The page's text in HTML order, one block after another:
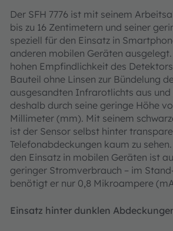
Der SFH 7776 ist mit seinem
bis zu 16 Zentimetern und seiner
speziell für den Einsatz in
anderen mobilen Geräten
hohen Empfindlichkeit des
Bauteil ohne Linsen zur Bündelung
ausgesandten Infrarotlichts aus
deshalb durch seine geringe Höhe
Millimeter (mm). Mit seinem
ist der Sensor selbst hinter
Telefonabdeckungen kaum zu
den Einsatz in mobilen Geräten ist
geringer Stromverbrauch – im
benötigt er nur 0,8 Mikroampere
Einsatz hinter dunklen